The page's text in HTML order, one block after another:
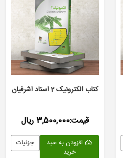
کتاب الکترونیک 2 استاد اشرفیان
قیمت:3,500,000 ریال
افزودن به سبد
خرید
جزئیات